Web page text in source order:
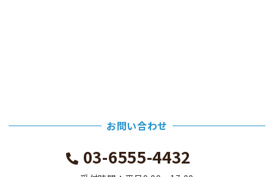
お問い合わせ
03-6555-4432